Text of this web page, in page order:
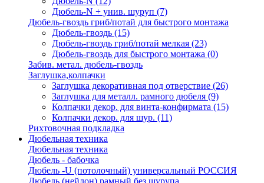
Дюбель-N + унив. шуруп (7)
Дюбель-гвоздь гриб/потай для быстрого монтажа
Дюбель-гвоздь (15)
Дюбель-гвоздь гриб/потай мелкая (23)
Дюбель-гвоздь для быстрого монтажа (0)
Забив. метал. дюбель-гвоздь
Заглушка,колпачки
Заглушка декоративная под отверствие (26)
Заглушка для металл. рамного дюбеля (9)
Колпачки декор. для винта-конфирмата (15)
Колпачки декор. для шур. (11)
Рихтовочная подкладка
Дюбельная техника
Дюбельная техника
Дюбель - бабочка
Дюбель -U (потолочный) универсальный РОССИЯ
Дюбель (нейлон) рамный без шурупа